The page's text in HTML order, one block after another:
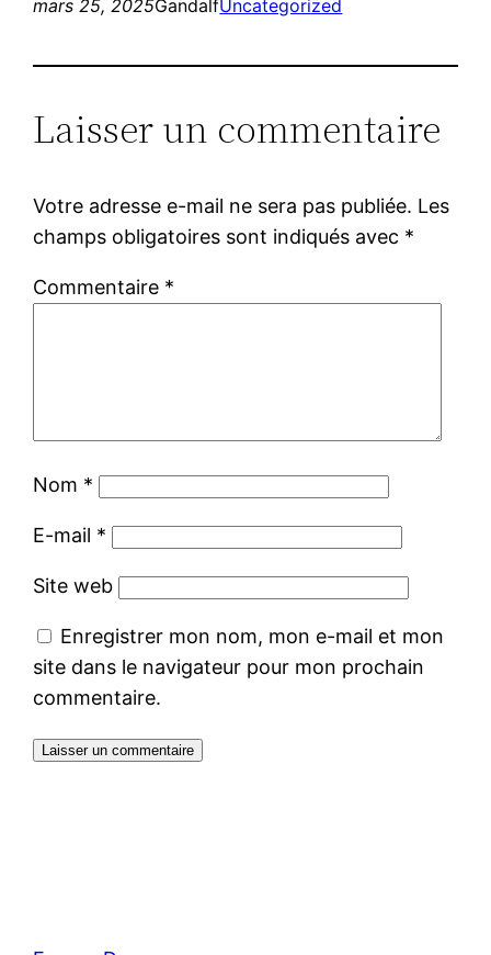
mars 25, 2025GandalfUncategorized
Laisser un commentaire
Votre adresse e-mail ne sera pas publiée. Les
champs obligatoires sont indiqués avec *
Commentaire *
Nom *
E-mail *
Site web
Enregistrer mon nom, mon e-mail et mon
site dans le navigateur pour mon prochain
commentaire.